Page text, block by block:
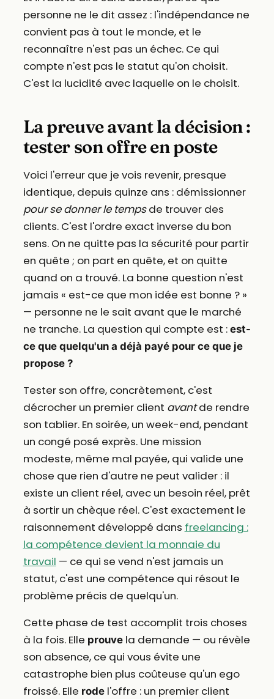
personne ne le dit assez : l'indépendance ne
convient pas à tout le monde, et le
reconnaître n'est pas un échec. Ce qui
compte n'est pas le statut qu'on choisit.
C'est la lucidité avec laquelle on le choisit.
La preuve avant la décision :
tester son offre en poste
Voici l'erreur que je vois revenir, presque
identique, depuis quinze ans : démissionner
pour se donner le tempsde trouver des
clients. C'est l'ordre exact inverse du bon
sens. On ne quitte pas la sécurité pour partir
en quête ; on part en quête, et on quitte
quand on a trouvé. La bonne question n'est
jamais « est-ce que mon idée est bonne ? »
— personne ne le sait avant que le marché
ne tranche. La question qui compte est : est-
ce que quelqu'un a déjà payé pour ce que je
propose ?
Tester son offre, concrètement, c'est
décrocher un premier client avantde rendre
son tablier. En soirée, un week-end, pendant
un congé posé exprès. Une mission
modeste, même mal payée, qui valide une
chose que rien d'autre ne peut valider : il
existe un client réel, avec un besoin réel, prêt
à sortir un chèque réel. C'est exactement le
raisonnement développé dans freelancing :
la compétence devient la monnaie du
travail — ce qui se vend n'est jamais un
statut, c'est une compétence qui résout le
problème précis de quelqu'un.
Cette phase de test accomplit trois choses
à la fois. Elle prouvela demande — ou révèle
son absence, ce qui vous évite une
catastrophe bien plus coûteuse qu'un ego
froissé. Elle rodel'offre : un premier client